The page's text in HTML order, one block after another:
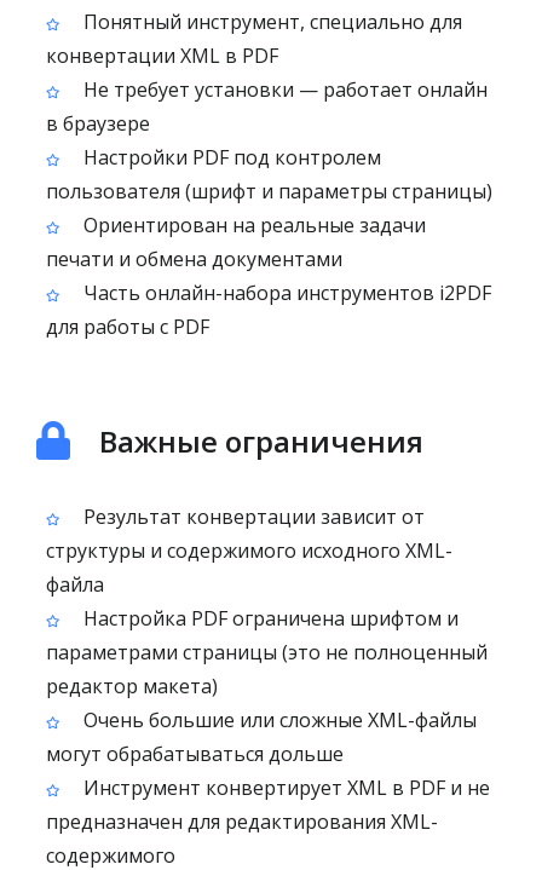
Понятный инструмент, специально для
конвертации XML в PDF
Не требует установки — работает онлайн
в браузере
Настройки PDF под контролем
пользователя (шрифт и параметры страницы)
Ориентирован на реальные задачи
печати и обмена документами
Часть онлайн-набора инструментов i2PDF
для работы с PDF
Важные ограничения
Результат конвертации зависит от
структуры и содержимого исходного XML-
файла
Настройка PDF ограничена шрифтом и
параметрами страницы (это не полноценный
редактор макета)
Очень большие или сложные XML-файлы
могут обрабатываться дольше
Инструмент конвертирует XML в PDF и не
предназначен для редактирования XML-
содержимого